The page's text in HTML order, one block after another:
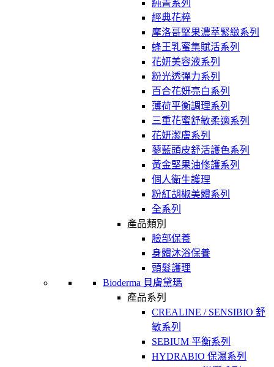
純菁系列
經典花粹
摩洛哥堅果濃萃緊緻系列
蜂王乳蜜集賦活系列
花妍美容液系列
粉光透彈力系列
百合花妍亮白系列
薄荷平衡調理系列
三重花蜜舒敏柔適系列
花妍潔膚系列
蓼藍頭皮舒活護色系列
黃金堅果油修護系列
個人衛生護理
粉紅胡椒美體系列
全系列
產品類別
臉部保養
身體沐浴保養
頭髮護理
Bioderma 貝膚黛瑪
產品系列
CREALINE / SENSIBIO 舒
敏系列
SEBIUM 平衡系列
HYDRABIO 保濕系列